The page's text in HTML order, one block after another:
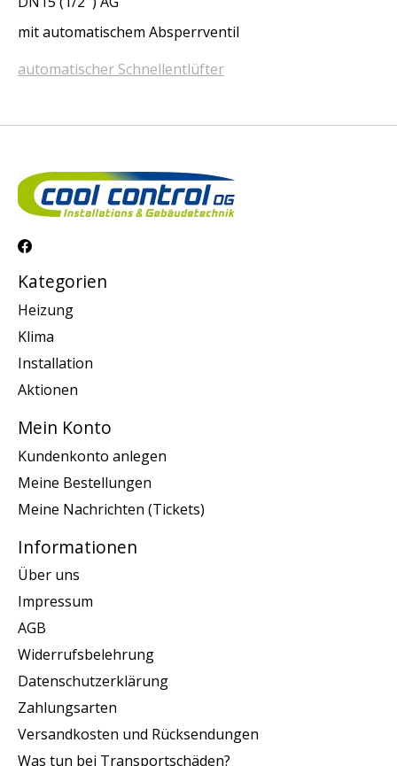
mit automatischem Absperrventil
automatischer Schnellentlüfter
Kategorien
Heizung
Klima
Installation
Aktionen
Mein Konto
Kundenkonto anlegen
Meine Bestellungen
Meine Nachrichten (Tickets)
Informationen
Über uns
Impressum
AGB
Widerrufsbelehrung
Datenschutzerklärung
Zahlungsarten
Versandkosten und Rücksendungen
Was tun bei Transportschäden?